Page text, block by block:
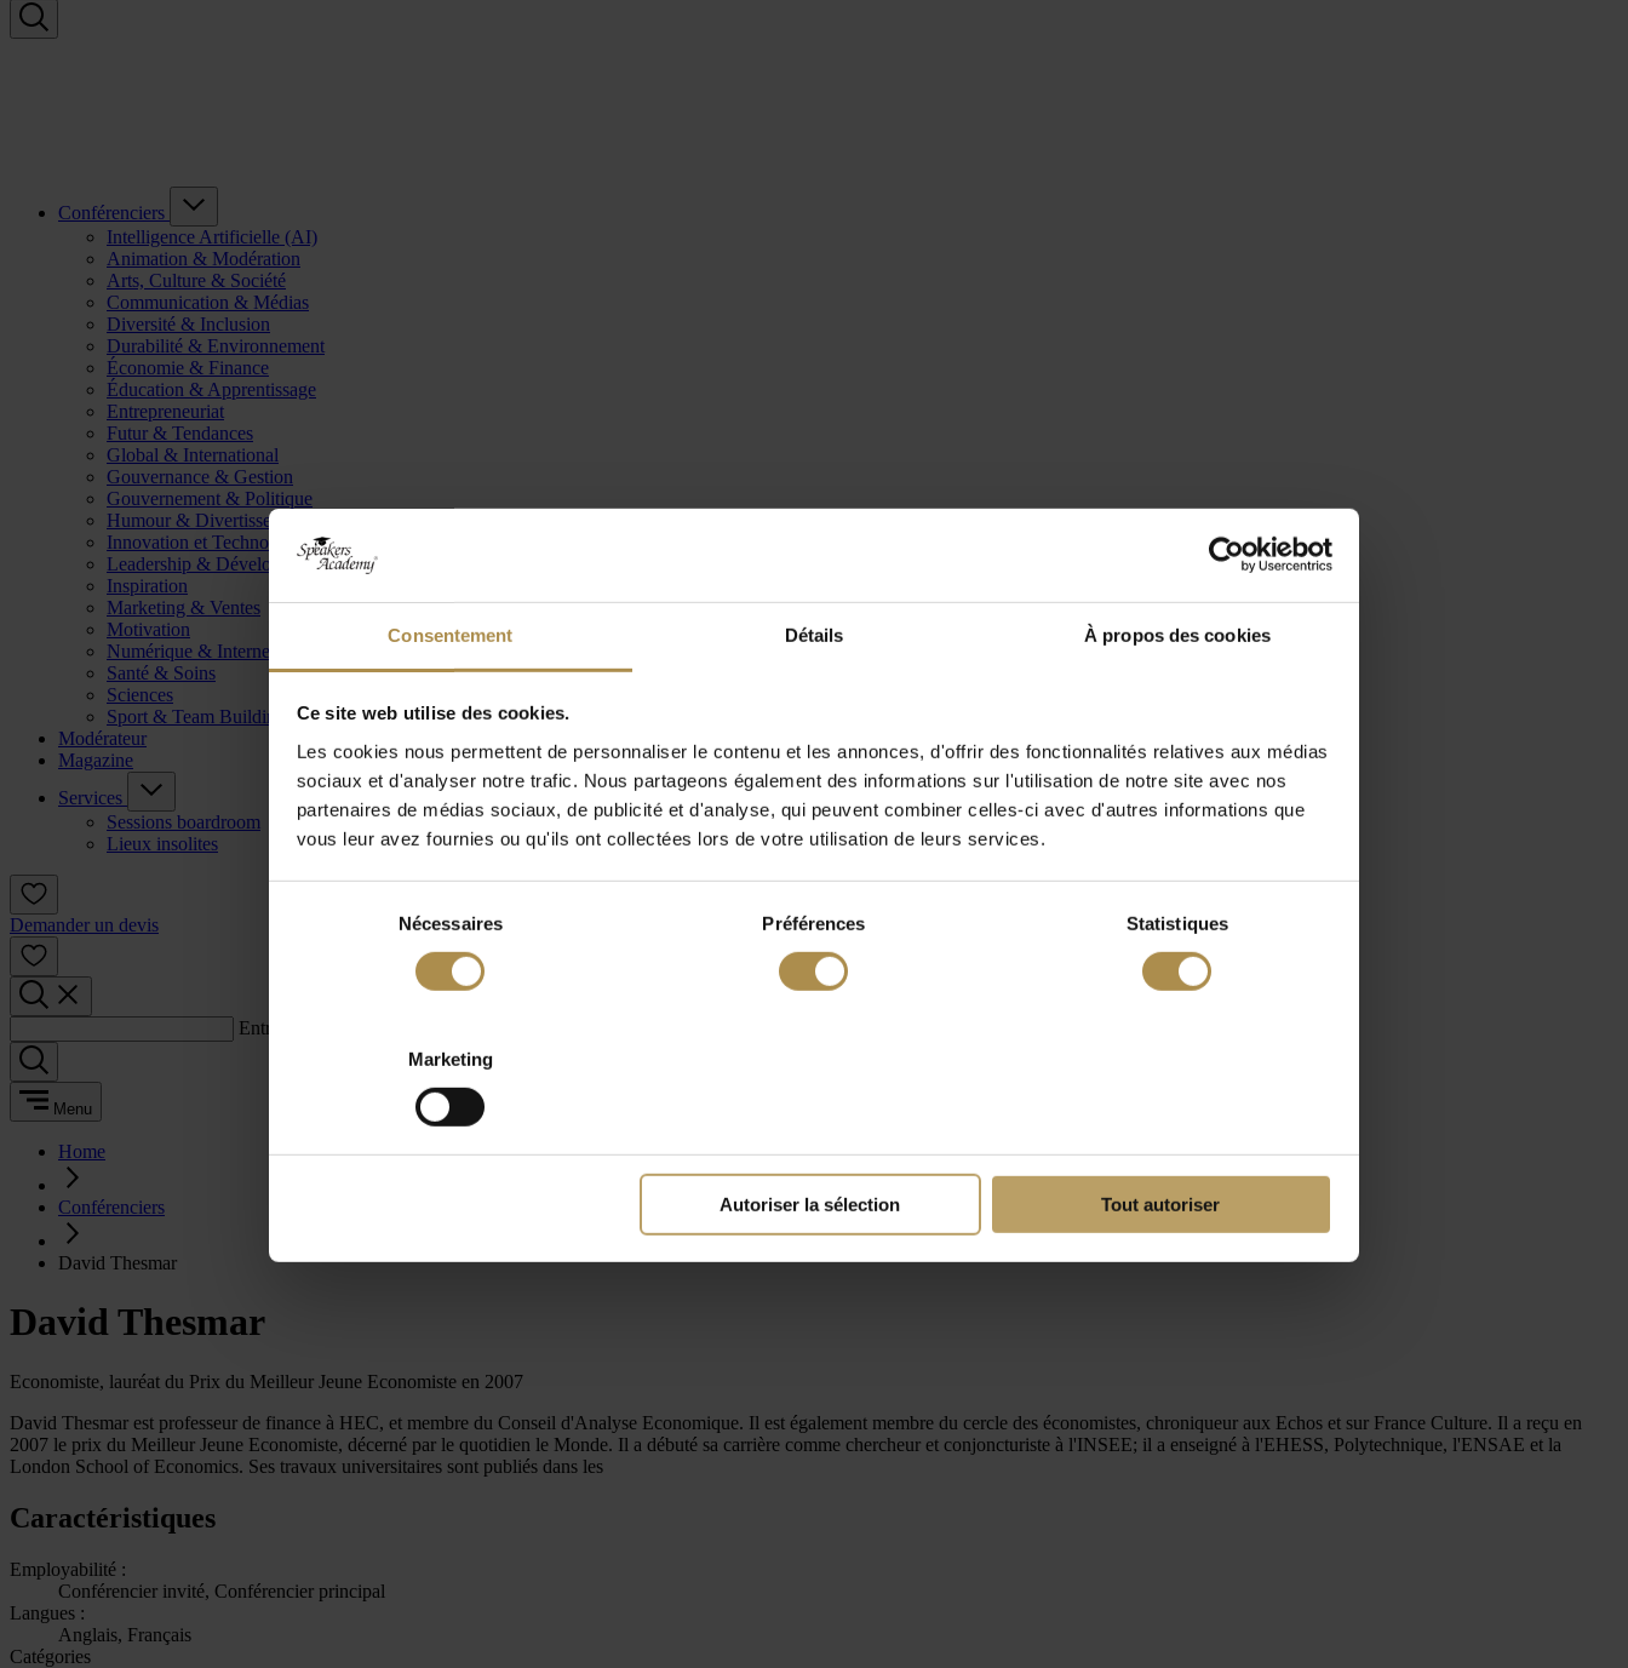
Consentement Détails À propos des cookies
Ce site web utilise des cookies.
Les cookies nous permettent de personnaliser le contenu et les annonces, d'offrir des fonctionnalités relatives aux médias
sociaux et d'analyser notre trafic. Nous partageons également des informations sur l'utilisation de notre site avec nos
partenaires de médias sociaux, de publicité et d'analyse, qui peuvent combiner celles-ci avec d'autres informations que
vous leur avez fournies ou qu'ils ont collectées lors de votre utilisation de leurs services.
Nécessaires Préférences Statistiques
Marketing
Autoriser la sélection Tout autoriser
Conférenciers
Intelligence Artificielle (AI)
Animation & Modération
Arts, Culture & Société
Communication & Médias
Diversité & Inclusion
Durabilité & Environnement
Économie & Finance
Éducation & Apprentissage
Entrepreneuriat
Futur & Tendances
Global & International
Gouvernance & Gestion
Gouvernement & Politique
Humour & Divertissement
Innovation et Technologie
Leadership & Développement
Inspiration
Marketing & Ventes
Motivation
Numérique & Internet
Santé & Soins
Sciences
Sport & Team Building
Modérateur
Magazine
Services
Sessions boardroom
Lieux insolites
Demander un devis
Entrez un terme de recherche :
Menu
Home
Conférenciers
David Thesmar
David Thesmar
Economiste, lauréat du Prix du Meilleur Jeune Economiste en 2007
David Thesmar est professeur de finance à HEC, et membre du Conseil d'Analyse Economique. Il est également membre du cercle des économistes, chroniqueur aux Echos et sur France Culture. Il a reçu en
2007 le prix du Meilleur Jeune Economiste, décerné par le quotidien le Monde. Il a débuté sa carrière comme chercheur et conjoncturiste à l'INSEE; il a enseigné à l'EHESS, Polytechnique, l'ENSAE et la
London School of Economics. Ses travaux universitaires sont publiés dans les
Caractéristiques
Employabilité :
Conférencier invité, Conférencier principal
Langues :
Anglais, Français
Catégories